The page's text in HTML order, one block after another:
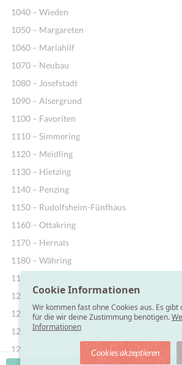
1040 – Wieden
1050 – Margareten
1060 – Mariahilf
1070 – Neubau
1080 – Josefstadt
1090 – Alsergrund
1100 – Favoriten
1110 – Simmering
1120 – Meidling
1130 – Hietzing
1140 – Penzing
1150 – Rudolfsheim-Fünfhaus
1160 – Ottakring
1170 – Hernals
1180 – Währing
1190 – Döbling
1200 – Brigittenau
1210 – Floridsdorf
1220 – Donaustadt
1230 – Liesing
Cookie Informationen
Wir kommen fast ohne Cookies aus. Es gibt
für die wir deine Zustimmung benötigen.
Informationen
Cookies akzeptieren